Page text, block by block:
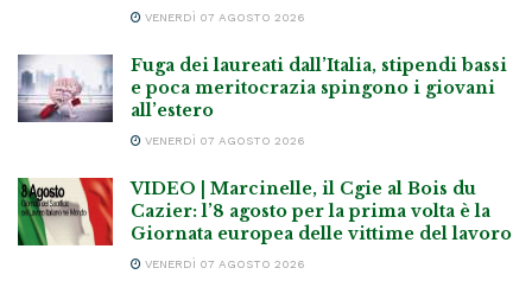
VENERDÌ 07 AGOSTO 2026
Fuga dei laureati dall’Italia, stipendi bassi
e poca meritocrazia spingono i giovani
all’estero
VENERDÌ 07 AGOSTO 2026
VIDEO | Marcinelle, il Cgie al Bois du
Cazier: l’8 agosto per la prima volta è la
Giornata europea delle vittime del lavoro
VENERDÌ 07 AGOSTO 2026